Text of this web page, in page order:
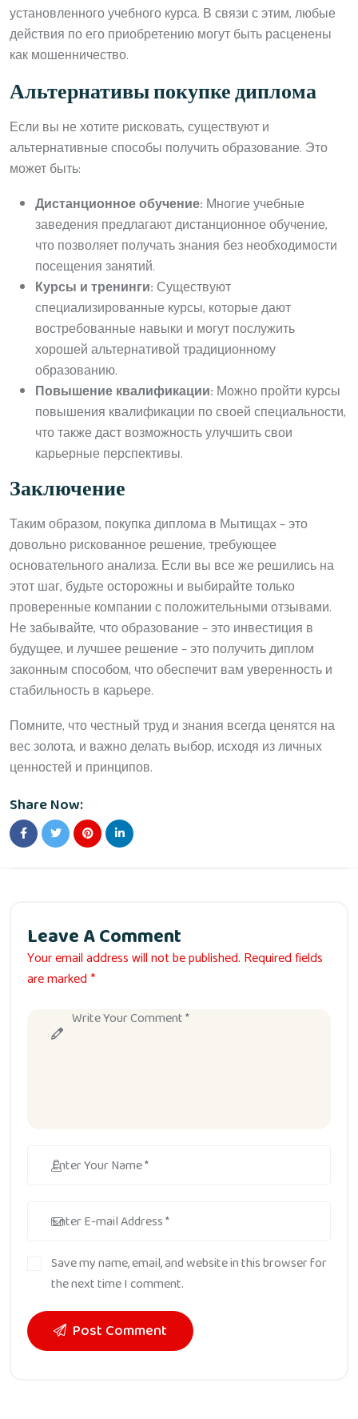
установленного учебного курса. В связи с этим, любые
действия по его приобретению могут быть расценены
как мошенничество.
Альтернативы покупке диплома
Если вы не хотите рисковать, существуют и
альтернативные способы получить образование. Это
может быть:
Дистанционное обучение: Многие учебные
заведения предлагают дистанционное обучение,
что позволяет получать знания без необходимости
посещения занятий.
Курсы и тренинги: Существуют
специализированные курсы, которые дают
востребованные навыки и могут послужить
хорошей альтернативой традиционному
образованию.
Повышение квалификации: Можно пройти курсы
повышения квалификации по своей специальности,
что также даст возможность улучшить свои
карьерные перспективы.
Заключение
Таким образом, покупка диплома в Мытищах – это
довольно рискованное решение, требующее
основательного анализа. Если вы все же решились на
этот шаг, будьте осторожны и выбирайте только
проверенные компании с положительными отзывами.
Не забывайте, что образование – это инвестиция в
будущее, и лучшее решение – это получить диплом
законным способом, что обеспечит вам уверенность и
стабильность в карьере.
Помните, что честный труд и знания всегда ценятся на
вес золота, и важно делать выбор, исходя из личных
ценностей и принципов.
Share Now:
Leave A Comment
Your email address will not be published. Required fields
are marked *
Save my name, email, and website in this browser for
the next time I comment.
Post Comment